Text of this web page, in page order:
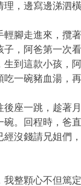
，邊寫邊涕泗橫
輕腳走進來，攬
子，阿爸第一次
生到這款小孩，
一碗豬血湯，再
後座一跳，趁著
碗。回程時，爸
沒錢請兄姐們
我整顆心不但篤